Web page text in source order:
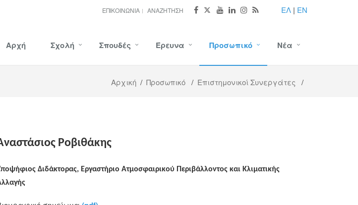
ΕΛ | EN
ΕΠΙΚΟΙΝΩΝΊΑ ΑΝΑΖΉΤΗΣΗ
Αρχή Σχολή Σπουδές Έρευνα Προσωπικό Νέα
Αρχική / Προσωπικό / Επιστημονικοί Συνεργάτες /
Ροβιθάκης
Διδάκτορας, Εργαστήριο Ατμοσφαιρικού Περιβάλλοντος και Κλιματικής